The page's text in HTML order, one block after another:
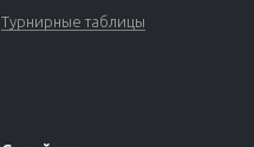
Турнирные таблицы